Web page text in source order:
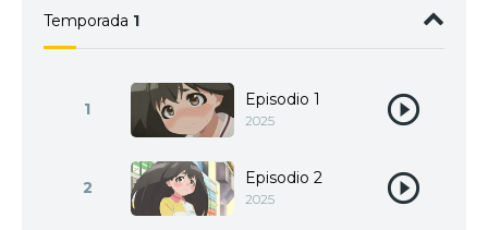
Temporada 1
1 Episodio 1
2025
2 Episodio 2
2025